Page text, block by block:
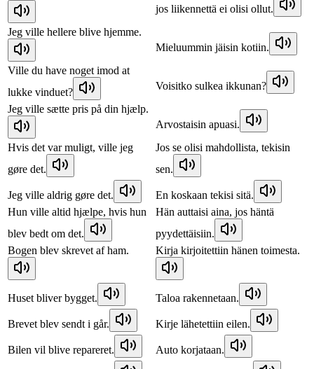
jos liikennettä ei olisi ollut.
Jeg ville hellere blive hjemme.
Mieluummin jäisin kotiin.
Ville du have noget imod at
lukke vinduet?
Voisitko sulkea ikkunan?
Jeg ville sætte pris på din hjælp.
Arvostaisin apuasi.
Hvis det var muligt, ville jeg
gøre det.
Jos se olisi mahdollista, tekisin
sen.
Jeg ville aldrig gøre det.
En koskaan tekisi sitä.
Hun ville altid hjælpe, hvis hun
blev bedt om det.
Hän auttaisi aina, jos häntä
pyydettäisiin.
Bogen blev skrevet af ham.
Kirja kirjoitettiin hänen toimesta.
Huset bliver bygget. Taloa rakennetaan.
Brevet blev sendt i går. Kirje lähetettiin eilen.
Bilen vil blive repareret. Auto korjataan.